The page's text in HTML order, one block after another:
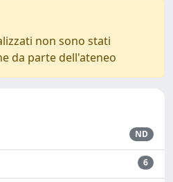
non sono stati
da parte dell'ateneo
ND
6